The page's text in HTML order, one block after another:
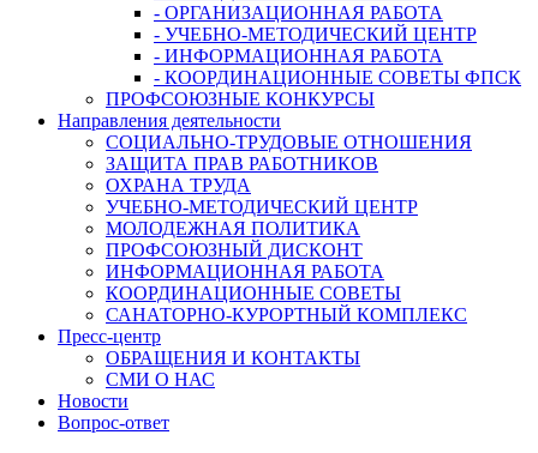
- ОРГАНИЗАЦИОННАЯ РАБОТА
- УЧЕБНО-МЕТОДИЧЕСКИЙ ЦЕНТР
- ИНФОРМАЦИОННАЯ РАБОТА
- КООРДИНАЦИОННЫЕ СОВЕТЫ ФПСК
ПРОФСОЮЗНЫЕ КОНКУРСЫ
Направления деятельности
СОЦИАЛЬНО-ТРУДОВЫЕ ОТНОШЕНИЯ
ЗАЩИТА ПРАВ РАБОТНИКОВ
ОХРАНА ТРУДА
УЧЕБНО-МЕТОДИЧЕСКИЙ ЦЕНТР
МОЛОДЕЖНАЯ ПОЛИТИКА
ПРОФСОЮЗНЫЙ ДИСКОНТ
ИНФОРМАЦИОННАЯ РАБОТА
КООРДИНАЦИОННЫЕ СОВЕТЫ
САНАТОРНО-КУРОРТНЫЙ КОМПЛЕКС
Пресс-центр
ОБРАЩЕНИЯ И КОНТАКТЫ
СМИ О НАС
Новости
Вопрос-ответ